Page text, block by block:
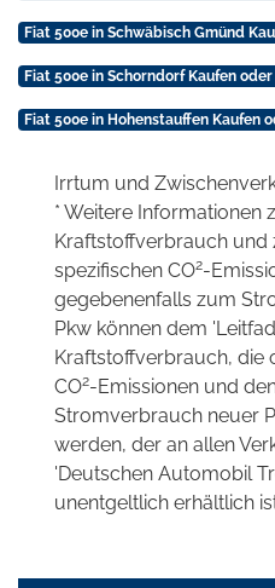
Fiat 500e in Schwäbisch Gmünd
Fiat 500e in Schorndorf Kaufen
Fiat 500e in Hohenstauffen Kaufen
Irrtum und
* Weitere Informationen
Kraftstoffverbrauch und
spezifischen CO2-
gegebenenfalls zum
Pkw können dem
Kraftstoffverbrauch, die
CO2-Emissionen und
Stromverbrauch neuer
werden, der an allen
'Deutschen Automobil
unentgeltlich erhältlich